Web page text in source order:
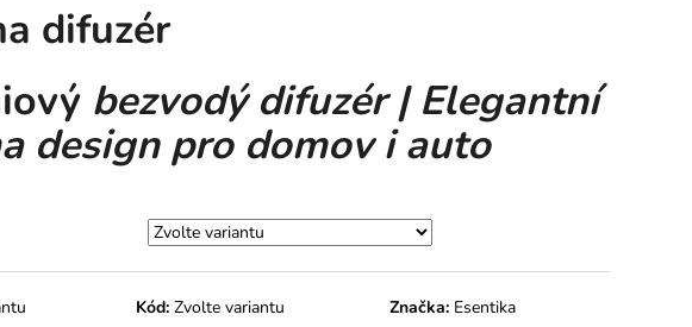
difuzér
bezvodý difuzér | Elegantní
design pro domov i auto
Kód: Zvolte variantu Značka: Esentika